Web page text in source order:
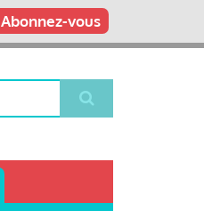
Abonnez-vous